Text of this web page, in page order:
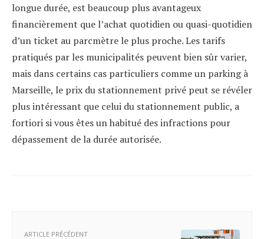
longue durée, est beaucoup plus avantageux
financièrement que l’achat quotidien ou quasi-quotidien
d’un ticket au parcmètre le plus proche. Les tarifs
pratiqués par les municipalités peuvent bien sûr varier,
mais dans certains cas particuliers comme un parking à
Marseille, le prix du stationnement privé peut se révéler
plus intéressant que celui du stationnement public, a
fortiori si vous êtes un habitué des infractions pour
dépassement de la durée autorisée.
ARTICLE PRÉCÉDENT